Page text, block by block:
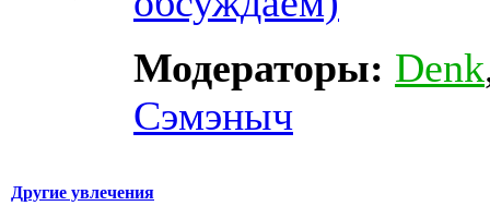
Модераторы: Denk
Сэмэныч
Другие увлечения